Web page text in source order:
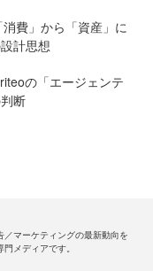
費」から「資産」に
計思想
の「エージェンテ
断
マーケティングの最新動向を
メディアです。